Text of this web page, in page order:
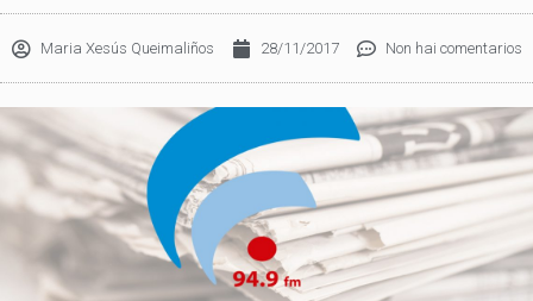
Maria Xesús Queimaliños 28/11/2017 Non hai comentarios